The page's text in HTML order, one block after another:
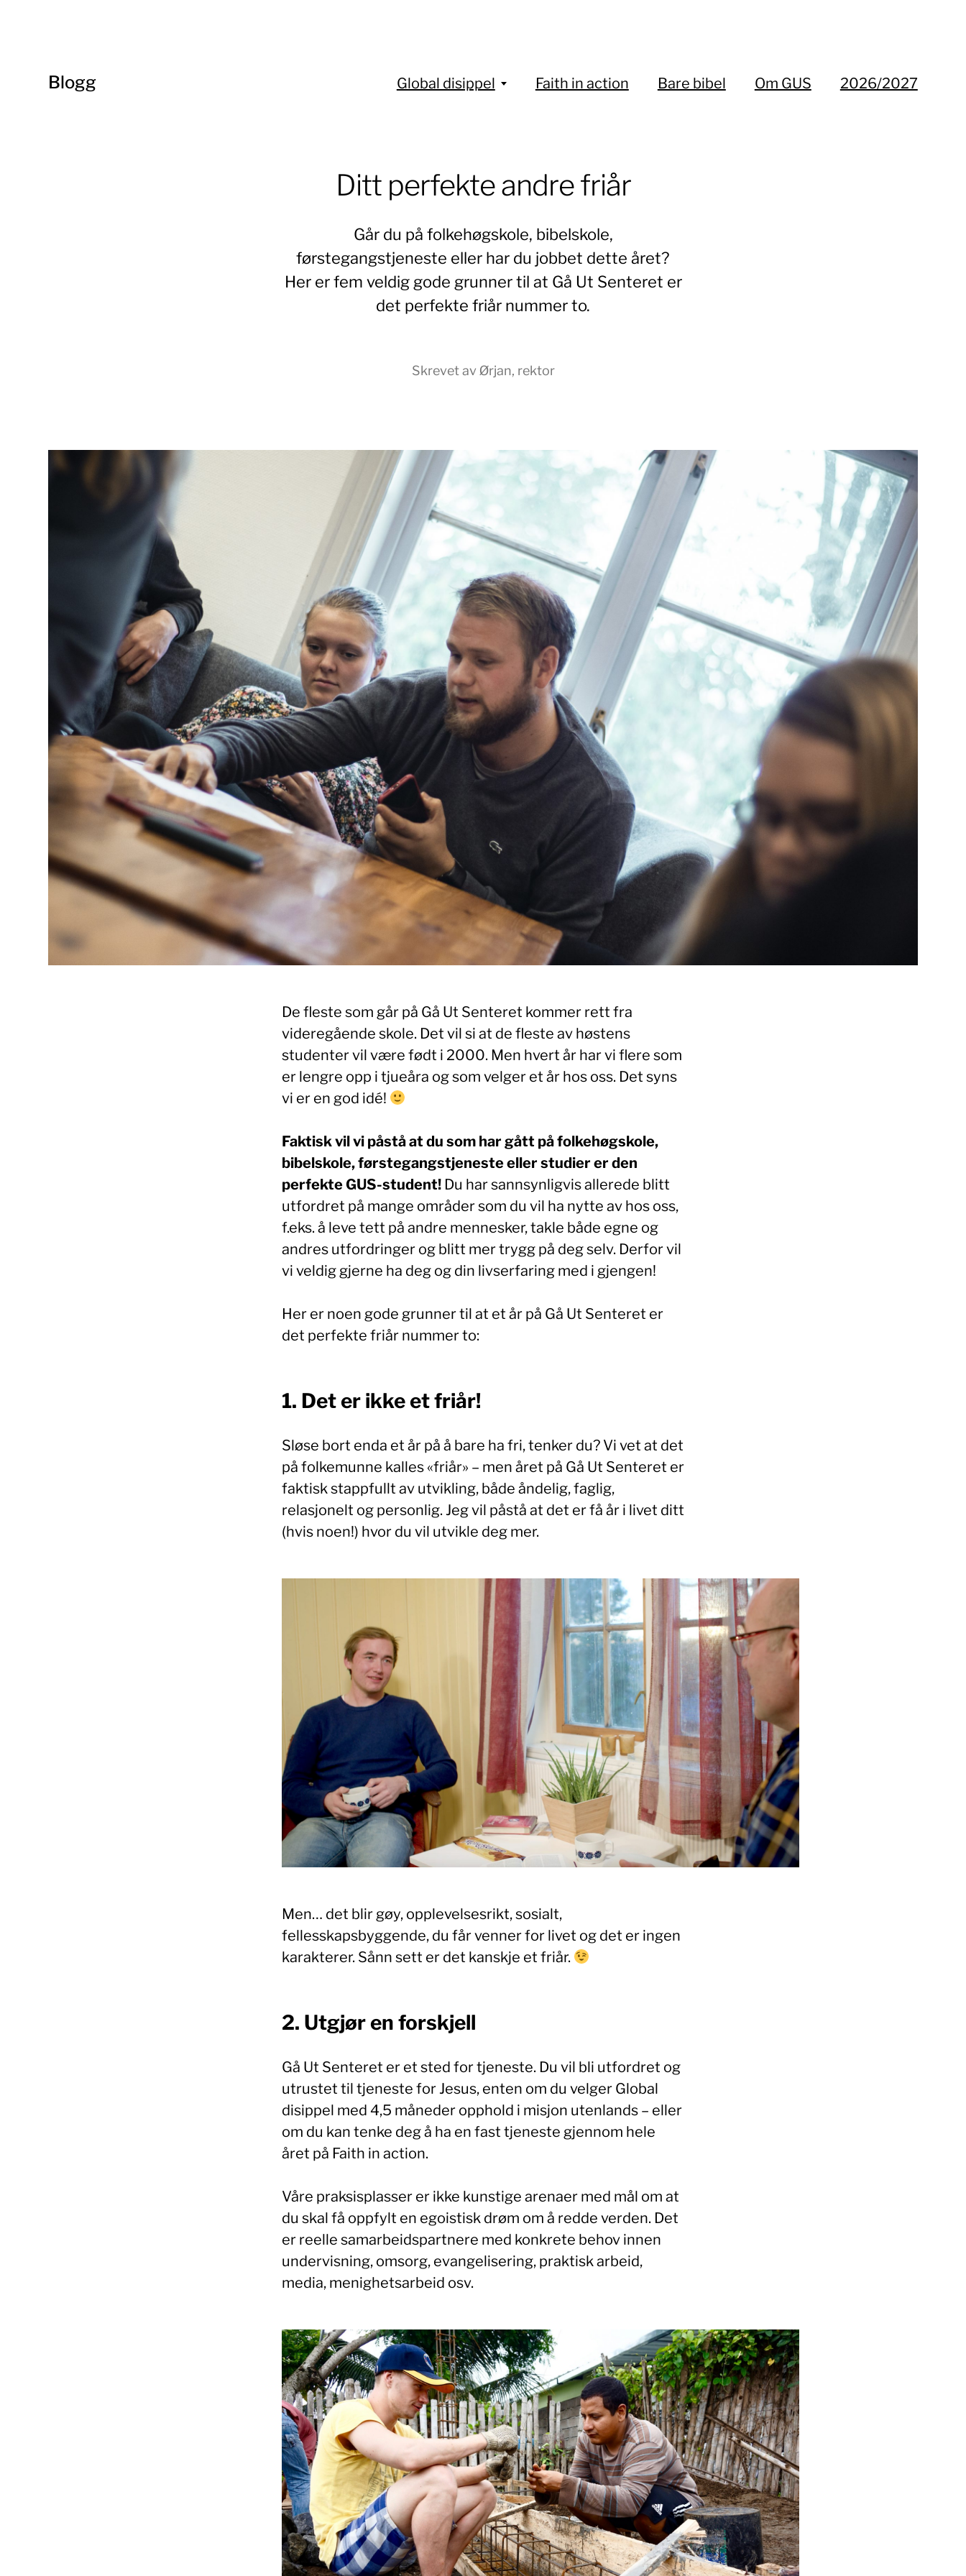
Blogg Global disippel Faith in action Bare bibel Om GUS 2026/2027
Ditt perfekte andre friår
Går du på folkehøgskole, bibelskole,
førstegangstjeneste eller har du jobbet dette året?
Her er fem veldig gode grunner til at Gå Ut Senteret er
det perfekte friår nummer to.
Skrevet av Ørjan, rektor
De fleste som går på Gå Ut Senteret kommer rett fra
videregående skole. Det vil si at de fleste av høstens
studenter vil være født i 2000. Men hvert år har vi flere som
er lengre opp i tjueåra og som velger et år hos oss. Det syns
vi er en god idé!
Faktisk vil vi påstå at du som har gått på folkehøgskole,
bibelskole, førstegangstjeneste eller studier er den
perfekte GUS-student! Du har sannsynligvis allerede blitt
utfordret på mange områder som du vil ha nytte av hos oss,
f.eks. å leve tett på andre mennesker, takle både egne og
andres utfordringer og blitt mer trygg på deg selv. Derfor vil
vi veldig gjerne ha deg og din livserfaring med i gjengen!
Her er noen gode grunner til at et år på Gå Ut Senteret er
det perfekte friår nummer to:
1. Det er ikke et friår!
Sløse bort enda et år på å bare ha fri, tenker du? Vi vet at det
på folkemunne kalles «friår» – men året på Gå Ut Senteret er
faktisk stappfullt av utvikling, både åndelig, faglig,
relasjonelt og personlig. Jeg vil påstå at det er få år i livet ditt
(hvis noen!) hvor du vil utvikle deg mer.
Men… det blir gøy, opplevelsesrikt, sosialt,
fellesskapsbyggende, du får venner for livet og det er ingen
karakterer. Sånn sett er det kanskje et friår.
2. Utgjør en forskjell
Gå Ut Senteret er et sted for tjeneste. Du vil bli utfordret og
utrustet til tjeneste for Jesus, enten om du velger Global
disippel med 4,5 måneder opphold i misjon utenlands – eller
om du kan tenke deg å ha en fast tjeneste gjennom hele
året på Faith in action.
Våre praksisplasser er ikke kunstige arenaer med mål om at
du skal få oppfylt en egoistisk drøm om å redde verden. Det
er reelle samarbeidspartnere med konkrete behov innen
undervisning, omsorg, evangelisering, praktisk arbeid,
media, menighetsarbeid osv.